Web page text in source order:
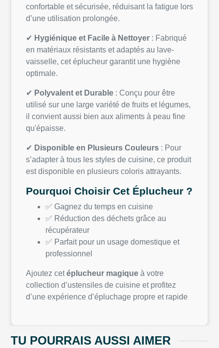
confortable et sécurisée, réduisant la fatigue lors
d’une utilisation prolongée.
✔ Hygiénique et Facile à Nettoyer : Fabriqué
en matériaux résistants et adaptés au lave-
vaisselle, cet éplucheur garantit une hygiène
optimale.
✔ Polyvalent et Durable : Conçu pour être
utilisé sur une large variété de fruits et légumes,
il convient aussi bien aux aliments à peau fine
qu'épaisse.
✔ Disponible en Plusieurs Couleurs : Pour
s’adapter à tous les styles de cuisine, ce produit
est disponible en plusieurs coloris attrayants.
Pourquoi Choisir Cet Éplucheur ?
✅ Gagnez du temps en cuisine
✅ Réduction des déchets grâce au
récupérateur
✅ Parfait pour un usage domestique et
professionnel
Ajoutez cetéplucheur magique à votre
collection d’ustensiles de cuisine et profitez
d’une expérience d’épluchage propre et rapide
TU POURRAIS AUSSI AIMER